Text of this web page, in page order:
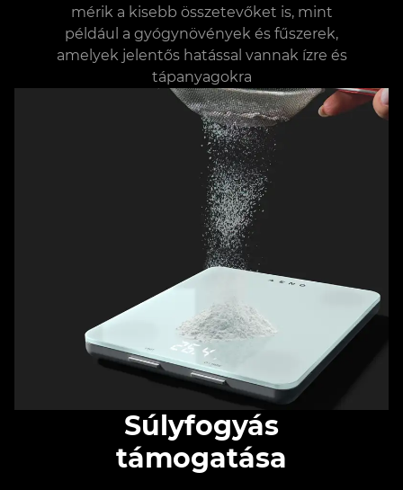
mérik a kisebb összetevőket is, mint
például a gyógynövények és fűszerek,
amelyek jelentős hatással vannak ízre és
tápanyagokra
Súlyfogyás
támogatása